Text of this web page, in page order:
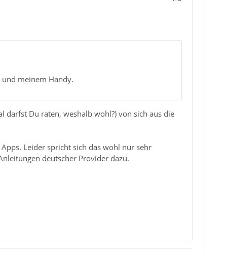
meinem Handy.
darfst Du raten, weshalb wohl?) von sich aus die
Leider spricht sich das wohl nur sehr
deutscher Provider dazu.